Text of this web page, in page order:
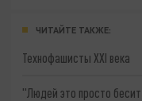
ЧИТАЙТЕ ТАКЖЕ:
Технофашисты XXI века
"Людей это просто